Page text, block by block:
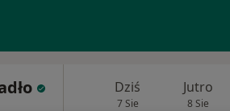
Dziś
7 Sie
Jutro
8 Sie